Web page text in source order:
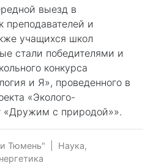
выезд в
преподавателей и
учащихся школ
стали победителями и
конкурса
и Я», проведенного в
«Эколого-
«Дружим с природой»».
Тюмень"
Наука,